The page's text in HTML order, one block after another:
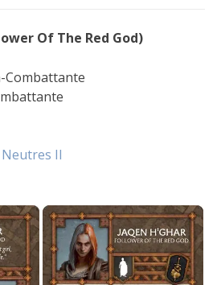
Of The Red God)
Combattante
II